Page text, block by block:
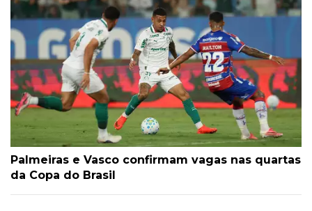
Palmeiras e Vasco confirmam vagas nas quartas
da Copa do Brasil